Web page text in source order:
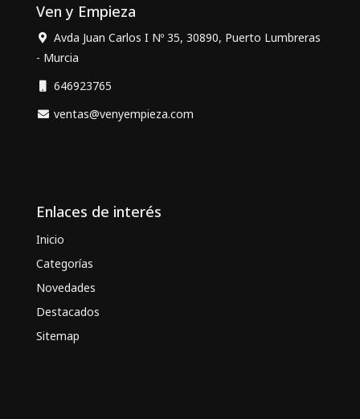
Ven y Empieza
Avda Juan Carlos I Nº 35, 30890, Puerto Lumbreras
- Murcia
646923765
ventas@venyempieza.com
Enlaces de interés
Inicio
Categorías
Novedades
Destacados
Sitemap